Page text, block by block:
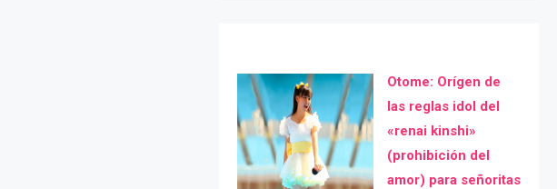
Otome: Orígen de
las reglas idol del
«renai kinshi»
(prohibición del
amor) para señoritas